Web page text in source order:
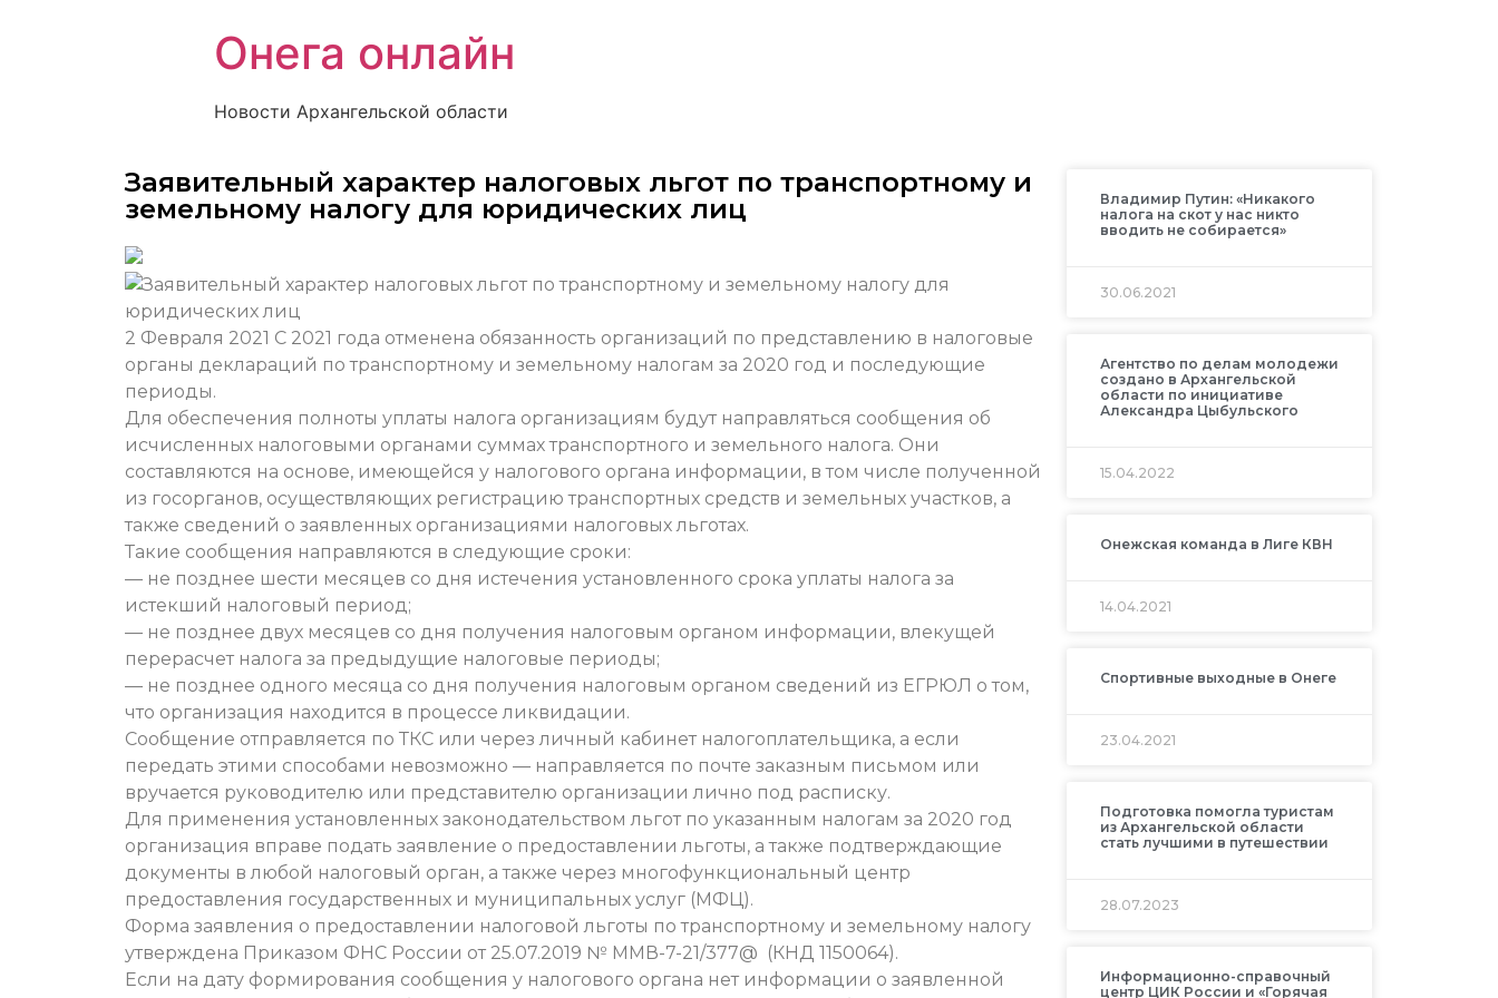
Онега онлайн
Новости Архангельской области
Заявительный характер налоговых льгот по транспортному и
земельному налогу для юридических лиц
2 Февраля 2021 С 2021 года отменена обязанность организаций по представлению в налоговые
органы деклараций по транспортному и земельному налогам за 2020 год и последующие
периоды.
Для обеспечения полноты уплаты налога организациям будут направляться сообщения об
исчисленных налоговыми органами суммах транспортного и земельного налога. Они
составляются на основе, имеющейся у налогового органа информации, в том числе полученной
из госорганов, осуществляющих регистрацию транспортных средств и земельных участков, а
также сведений о заявленных организациями налоговых льготах.
Такие сообщения направляются в следующие сроки:
— не позднее шести месяцев со дня истечения установленного срока уплаты налога за
истекший налоговый период;
— не позднее двух месяцев со дня получения налоговым органом информации, влекущей
перерасчет налога за предыдущие налоговые периоды;
— не позднее одного месяца со дня получения налоговым органом сведений из ЕГРЮЛ о том,
что организация находится в процессе ликвидации.
Сообщение отправляется по ТКС или через личный кабинет налогоплательщика, а если
передать этими способами невозможно — направляется по почте заказным письмом или
вручается руководителю или представителю организации лично под расписку.
Для применения установленных законодательством льгот по указанным налогам за 2020 год
организация вправе подать заявление о предоставлении льготы, а также подтверждающие
документы в любой налоговый орган, а также через многофункциональный центр
предоставления государственных и муниципальных услуг (МФЦ).
Форма заявления о предоставлении налоговой льготы по транспортному и земельному налогу
утверждена Приказом ФНС России от 25.07.2019 № ММВ-7-21/377@ (КНД 1150064).
Если на дату формирования сообщения у налогового органа нет информации о заявленной
Владимир Путин: «Никакого
налога на скот у нас никто
вводить не собирается»
30.06.2021
Агентство по делам молодежи
создано в Архангельской
области по инициативе
Александра Цыбульского
15.04.2022
Онежская команда в Лиге КВН
14.04.2021
Спортивные выходные в Онеге
23.04.2021
Подготовка помогла туристам
из Архангельской области
стать лучшими в путешествии
28.07.2023
Информационно-справочный
центр ЦИК России и «Горячая